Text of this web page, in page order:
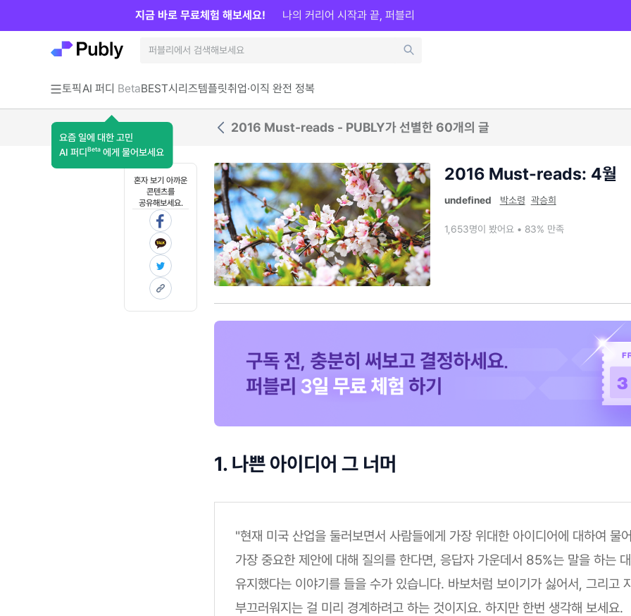
토픽AI 퍼디 Beta
요즘 일에 대한 고민
AI 퍼디 Beta 에게 물어보세요
BEST시리즈템플릿취업·이직 완전 정복
지금 바로 무료체험 해보세요! 나의 커리어 시작과 끝, 퍼블리
2016 Must-reads - PUBLY가 선별한 60개의 글
혼자 보기 아까운
콘텐츠를
공유해보세요.
2016 Must-reads: 4월
undefined 박소령 곽승희
1,653명이 봤어요 • 83% 만족
1. 나쁜 아이디어 그 너머
"현재 미국 산업을 둘러보면서 사람들에게 가장 위대한 아이디어에 대하여 물
가장 중요한 제안에 대해 질의를 한다면, 응답자 가운데서 85%는 말을 하는
유지했다는 이야기를 들을 수가 있습니다. 바보처럼 보이기가 싫어서, 그리고
부끄러워지는 걸 미리 경계하려고 하는 것이지요. 하지만 한번 생각해 보세요.